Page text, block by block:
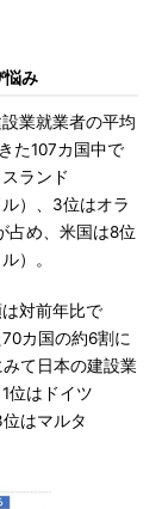
悩み
業就業者の平均
た107カ国中で
ランド
ル）、3位はオラ
占め、米国は8位
）。
対前年比で
カ国の約6割に
て日本の建設業
位はドイツ
はマルタ